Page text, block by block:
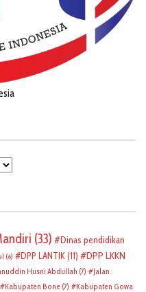
(33)
Dinas pendidikan
(6) DPP LANTIK(11)
DPP LKKN
Husni Abdullah (7)
Jalan
Kabupaten Bone (7) Kabupaten Gowa